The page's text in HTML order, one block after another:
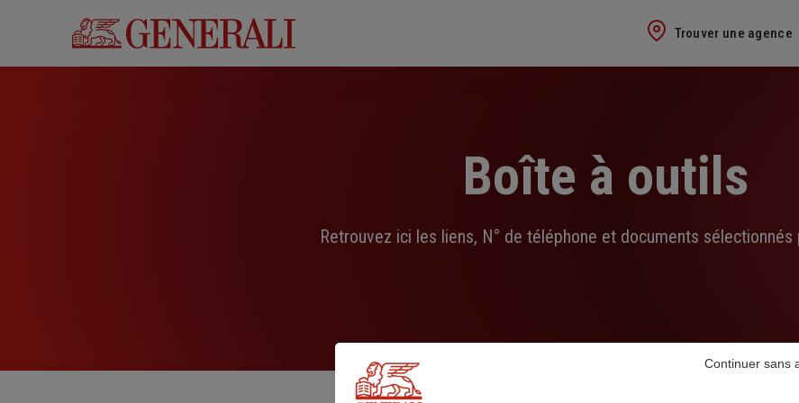
Trouver une agence
Boîte à outils
Retrouvez ici les liens, N° de téléphone et documents sélectionnés
Continuer sans